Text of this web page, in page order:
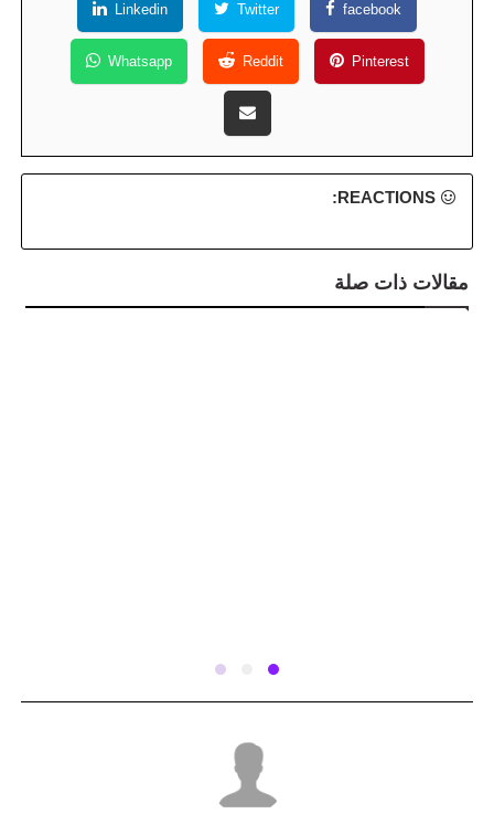
facebook
Twitter
Linkedin
Pinterest
Reddit
Whatsapp
REACTIONS:
مقالات ذات صلة